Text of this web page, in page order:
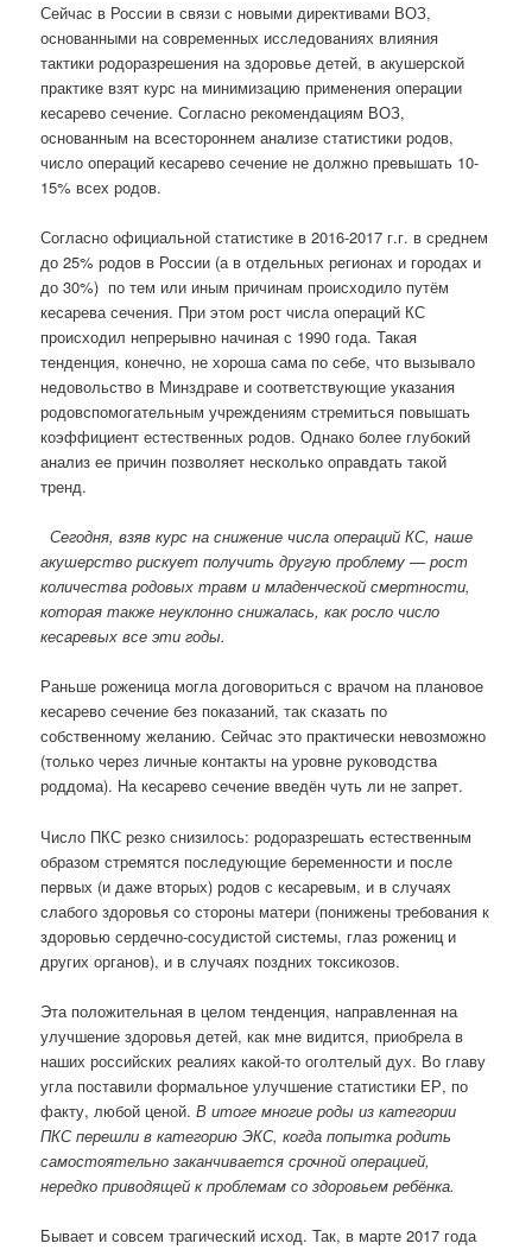
Сейчас в России в связи с новыми директивами ВОЗ,
основанными на современных исследованиях влияния
тактики родоразрешения на здоровье детей, в акушерской
практике взят курс на минимизацию применения операции
кесарево сечение. Согласно рекомендациям ВОЗ,
основанным на всестороннем анализе статистики родов,
число операций кесарево сечение не должно превышать 10-
15% всех родов.
Согласно официальной статистике в 2016-2017 г.г. в среднем
до 25% родов в России (а в отдельных регионах и городах и
до 30%) по тем или иным причинам происходило путём
кесарева сечения. При этом рост числа операций КС
происходил непрерывно начиная с 1990 года. Такая
тенденция, конечно, не хороша сама по себе, что вызывало
недовольство в Минздраве и соответствующие указания
родовспомогательным учреждениям стремиться повышать
коэффициент естественных родов. Однако более глубокий
анализ ее причин позволяет несколько оправдать такой
тренд.
Сегодня, взяв курс на снижение числа операций КС, наше
акушерство рискует получить другую проблему — рост
количества родовых травм и младенческой смертности,
которая также неуклонно снижалась, как росло число
кесаревых все эти годы.
Раньше роженица могла договориться с врачом на плановое
кесарево сечение без показаний, так сказать по
собственному желанию. Сейчас это практически невозможно
(только через личные контакты на уровне руководства
роддома). На кесарево сечение введён чуть ли не запрет.
Число ПКС резко снизилось: родоразрешать естественным
образом стремятся последующие беременности и после
первых (и даже вторых) родов с кесаревым, и в случаях
слабого здоровья со стороны матери (понижены требования к
здоровью сердечно-сосудистой системы, глаз рожениц и
других органов), и в случаях поздних токсикозов.
Эта положительная в целом тенденция, направленная на
улучшение здоровья детей, как мне видится, приобрела в
наших российских реалиях какой-то оголтелый дух. Во главу
угла поставили формальное улучшение статистики ЕР, по
факту, любой ценой.В итоге многие роды из категории
ПКС перешли в категорию ЭКС, когда попытка родить
самостоятельно заканчивается срочной операцией,
нередко приводящей к проблемам со здоровьем ребёнка.
Бывает и совсем трагический исход. Так, в марте 2017 года